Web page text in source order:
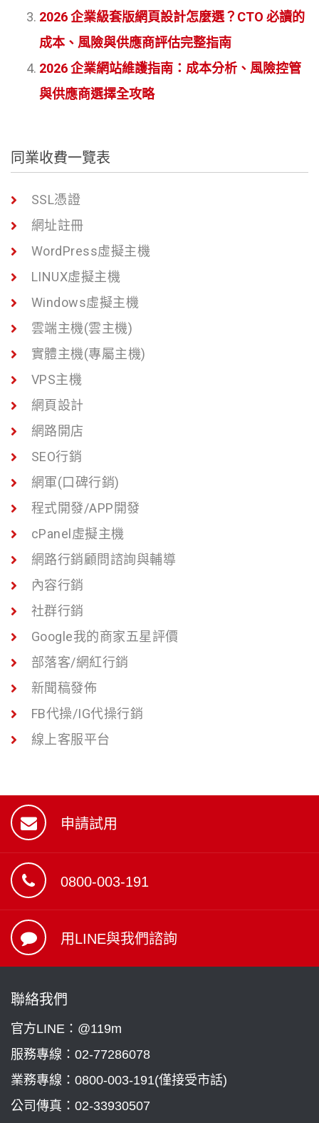
2026 企業級套版網頁設計怎麼選？CTO 必讀的
成本、風險與供應商評估完整指南
2026 企業網站維護指南：成本分析、風險控管
與供應商選擇全攻略
同業收費一覽表
SSL憑證
網址註冊
WordPress虛擬主機
LINUX虛擬主機
Windows虛擬主機
雲端主機(雲主機)
實體主機(專屬主機)
VPS主機
網頁設計
網路開店
SEO行銷
網軍(口碑行銷)
程式開發/APP開發
cPanel虛擬主機
網路行銷顧問諮詢與輔導
內容行銷
社群行銷
Google我的商家五星評價
部落客/網紅行銷
新聞稿發佈
FB代操/IG代操行銷
線上客服平台
申請試用
0800-003-191
用LINE與我們諮詢
聯絡我們
官方LINE：@119m
服務專線： 02-77286078
業務專線： 0800-003-191(僅接受市話)
公司傳真：02-33930507